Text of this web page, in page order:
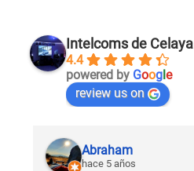
Intelcoms de Celaya
4.4
powered by Googl e
review us on
Abraham
hace 5 años